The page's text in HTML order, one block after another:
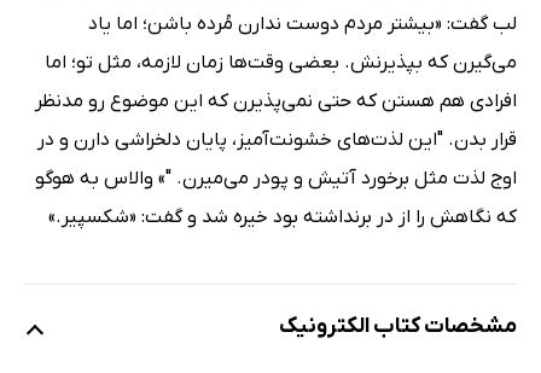
لب گفت: «بیشتر مردم دوست ندارن مُرده باشن؛ اما یاد
می‌گیرن که بپذیرنش. بعضی وقت‌ها زمان لازمه، مثل تو؛ اما
افرادی هم هستن که حتی نمی‌پذیرن که این موضوع رو مدنظر
قرار بدن. "این لذت‌های خشونت‌آمیز، پایان دلخراشی دارن و در
اوج لذت مثل برخورد آتیش و پودر می‌میرن. "» والاس به هوگو
که نگاهش را از در برنداشته بود خیره شد و گفت: «شکسپیر.»
مشخصات کتاب الکترونیک